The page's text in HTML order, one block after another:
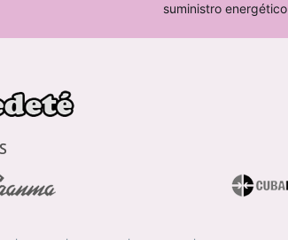
suministro energético